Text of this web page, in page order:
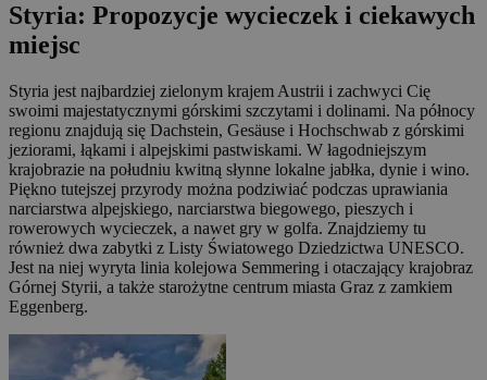
Styria: Propozycje wycieczek i ciekawych
miejsc
Styria jest najbardziej zielonym krajem Austrii i zachwyci Cię
swoimi majestatycznymi górskimi szczytami i dolinami. Na północy
regionu znajdują się Dachstein, Gesäuse i Hochschwab z górskimi
jeziorami, łąkami i alpejskimi pastwiskami. W łagodniejszym
krajobrazie na południu kwitną słynne lokalne jabłka, dynie i wino.
Piękno tutejszej przyrody można podziwiać podczas uprawiania
narciarstwa alpejskiego, narciarstwa biegowego, pieszych i
rowerowych wycieczek, a nawet gry w golfa. Znajdziemy tu
również dwa zabytki z Listy Światowego Dziedzictwa UNESCO.
Jest na niej wyryta linia kolejowa Semmering i otaczający krajobraz
Górnej Styrii, a także starożytne centrum miasta Graz z zamkiem
Eggenberg.